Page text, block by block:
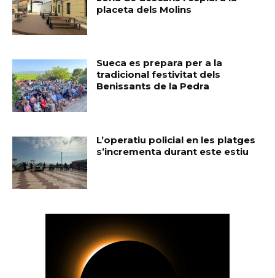
placeta dels Molins
Sueca es prepara per a la
tradicional festivitat dels
Benissants de la Pedra
L’operatiu policial en les platges
s’incrementa durant este estiu